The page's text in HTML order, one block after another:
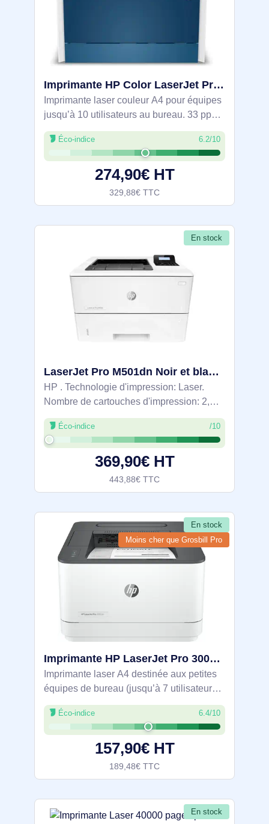
Imprimante HP Color LaserJet Pro 4202dn - 4RA87F#B19
Imprimante laser couleur A4 pour équipes
jusqu’à 10 utilisateurs au bureau. 33 ppm
en noir et en couleur, recto verso
automatique et Ethernet Gigabit pour
l’intégration réseau. Bac 300 feuilles,
Éco-indice 6.2/10
274,90€ HT
329,88€ TTC
En stock
LaserJet Pro M501dn Noir et blanc Imprimante, Ethernet uniquement; Recto verso - J8H61A
HP . Technologie d'impression: Laser.
Nombre de cartouches d'impression: 2,
Cycle de service (Maximum): 100000
pages par mois. Résolution maximale: 600
x 600 DPI. Taille de papier de série A ISO
Éco-indice /10
369,90€ HT
443,88€ TTC
En stock
Moins cher que Grosbill Pro
Imprimante HP LaserJet Pro 3002dn - 3G651F#B19
Imprimante laser A4 destinée aux petites
équipes de bureau (jusqu’à 7 utilisateurs).
Conçue pour l’impression mono rapide: 33
ppm, recto verso auto 20 ppm, résolution
1200 x 1200 dpi. Bac 250
Éco-indice 6.4/10
157,90€ HT
189,48€ TTC
En stock